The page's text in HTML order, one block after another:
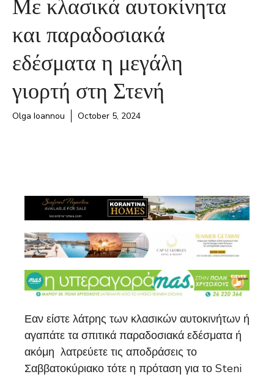
και παραδοσιακά
εδέσματα η μεγάλη
γιορτή στη Στενή
Olga Ioannou October 5, 2024
Εαν είστε λάτρης των κλασικών αυτοκινήτων ή
αγαπάτε τα σπιτικά παραδοσιακά εδέσματα ή
ακόμη λατρεύετε τις αποδράσεις το
Σαββατοκύριακο τότε η πρόταση για το Steni